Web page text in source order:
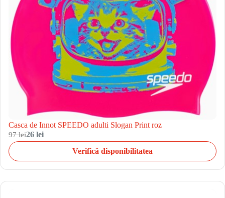
Casca de Innot SPEEDO adulti Slogan Print roz
97 lei26 lei
Verifică disponibilitatea